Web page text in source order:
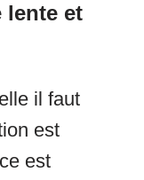
lente et
il faut
est
est